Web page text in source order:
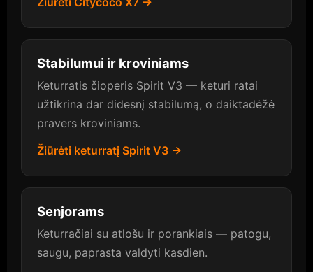
Stabilumui ir kroviniams
Keturratis čioperis Spirit V3 — keturi ratai
užtikrina dar didesnį stabilumą, o daiktadėžė
pravers kroviniams.
Žiūrėti keturratį Spirit V3 →
Senjorams
Keturračiai su atlošu ir porankiais — patogu,
saugu, paprasta valdyti kasdien.